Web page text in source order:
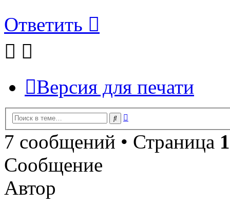
Ответить
Версия для печати
Поиск
7 сообщений • Страница 1
Сообщение
Автор